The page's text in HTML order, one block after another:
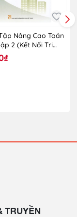
Nâng Cao Toán
2 (Kết Nối Tri
Cuộc Sống)-2024
TRUYỀN